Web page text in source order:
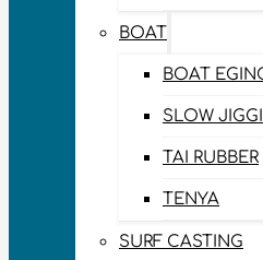
BOAT
BOAT
SLOW
TAI RUBBER
TENYA
SURF CASTING